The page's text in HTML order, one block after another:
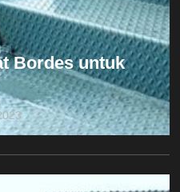
Bordes untuk